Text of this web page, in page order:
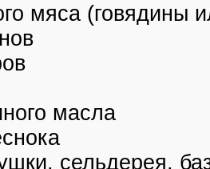
мяса (говядины
масла
сельдерея,